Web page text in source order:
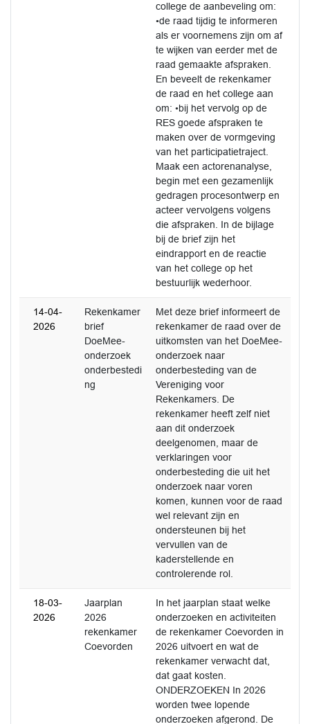
college de aanbeveling om:
•de raad tijdig te informeren
als er voornemens zijn om af
te wijken van eerder met de
raad gemaakte afspraken.
En beveelt de rekenkamer
de raad en het college aan
om: •bij het vervolg op de
RES goede afspraken te
maken over de vormgeving
van het participatietraject.
Maak een actorenanalyse,
begin met een gezamenlijk
gedragen procesontwerp en
acteer vervolgens volgens
die afspraken. In de bijlage
bij de brief zijn het
eindrapport en de reactie
van het college op het
bestuurlijk wederhoor.
14-04-
2026
Rekenkamer
brief
DoeMee-
onderzoek
onderbestedi
ng
Met deze brief informeert de
rekenkamer de raad over de
uitkomsten van het DoeMee-
onderzoek naar
onderbesteding van de
Vereniging voor
Rekenkamers. De
rekenkamer heeft zelf niet
aan dit onderzoek
deelgenomen, maar de
verklaringen voor
onderbesteding die uit het
onderzoek naar voren
komen, kunnen voor de raad
wel relevant zijn en
ondersteunen bij het
vervullen van de
kaderstellende en
controlerende rol.
18-03-
2026
Jaarplan
2026
rekenkamer
Coevorden
In het jaarplan staat welke
onderzoeken en activiteiten
de rekenkamer Coevorden in
2026 uitvoert en wat de
rekenkamer verwacht dat,
dat gaat kosten.
ONDERZOEKEN In 2026
worden twee lopende
onderzoeken afgerond. De